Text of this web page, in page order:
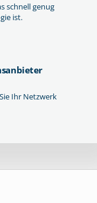
schnell genug
ist.
Ihr Netzwerk